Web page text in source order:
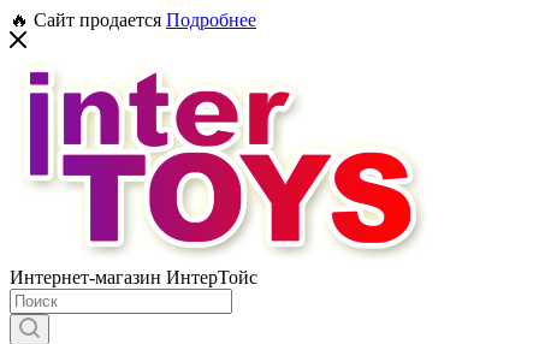
🔥 Сайт продается Подробнее
Интернет-магазин ИнтерТойс